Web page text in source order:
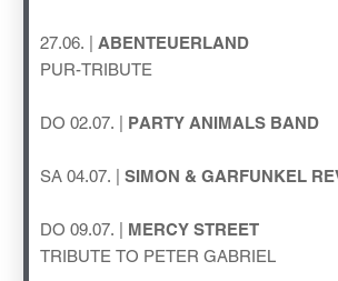
27.06. |ABENTEUERLAND
PUR-TRIBUTE
DO 02.07. | PARTY ANIMALS BAND
SA 04.07. |SIMON & GARFUNKEL
DO 09.07. | MERCY STREET
TRIBUTE TO PETER GABRIEL